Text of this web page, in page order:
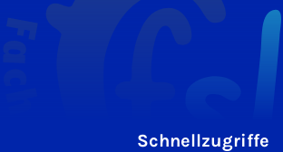
Schnellzugriffe